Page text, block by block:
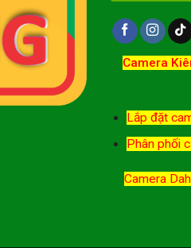
Camera
Lắp đặt
Phân phối
Camera